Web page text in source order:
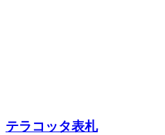
テラコッタ表札